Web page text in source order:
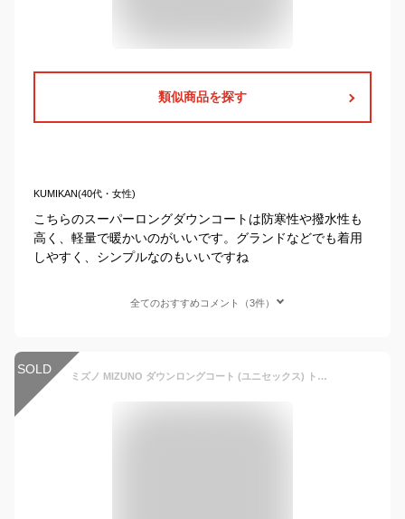
類似商品を探す
KUMIKAN(40代・女性)
こちらのスーパーロングダウンコートは防寒性や撥水性も
高く、軽量で暖かいのがいいです。グランドなどでも着用
しやすく、シンプルなのもいいですね
全てのおすすめコメント（3件）
SOLD ミズノ MIZUNO ダウンロングコート (ユニセックス) トレーニングウェア ベンチコート コート ダウンコート 24FW (32MEB550)